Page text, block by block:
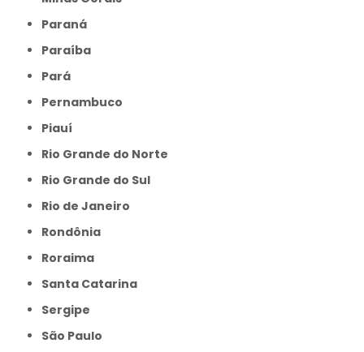
Paraná
Paraíba
Pará
Pernambuco
Piauí
Rio Grande do Norte
Rio Grande do Sul
Rio de Janeiro
Rondônia
Roraima
Santa Catarina
Sergipe
São Paulo